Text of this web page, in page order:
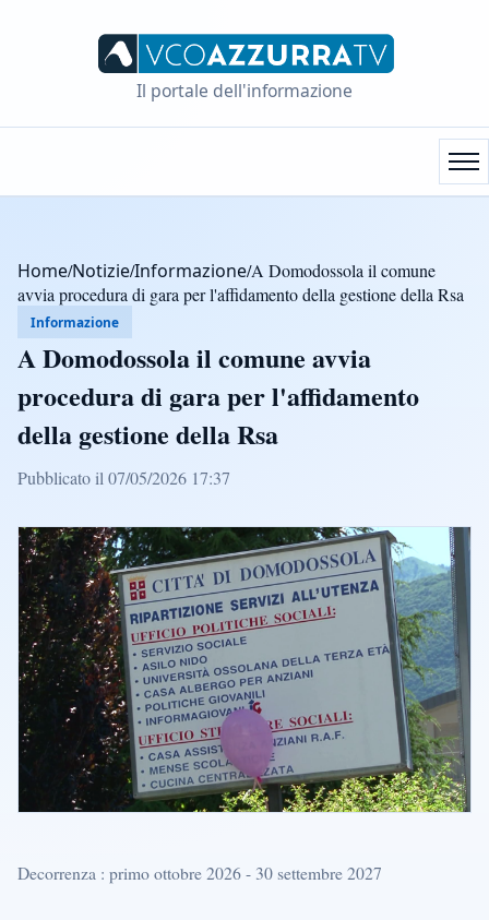
Il portale dell'informazione
Home/Notizie/Informazione/A Domodossola il comune
avvia procedura di gara per l'affidamento della gestione della Rsa
Informazione
A Domodossola il comune avvia
procedura di gara per l'affidamento
della gestione della Rsa
Pubblicato il 07/05/2026 17:37
Decorrenza : primo ottobre 2026 - 30 settembre 2027